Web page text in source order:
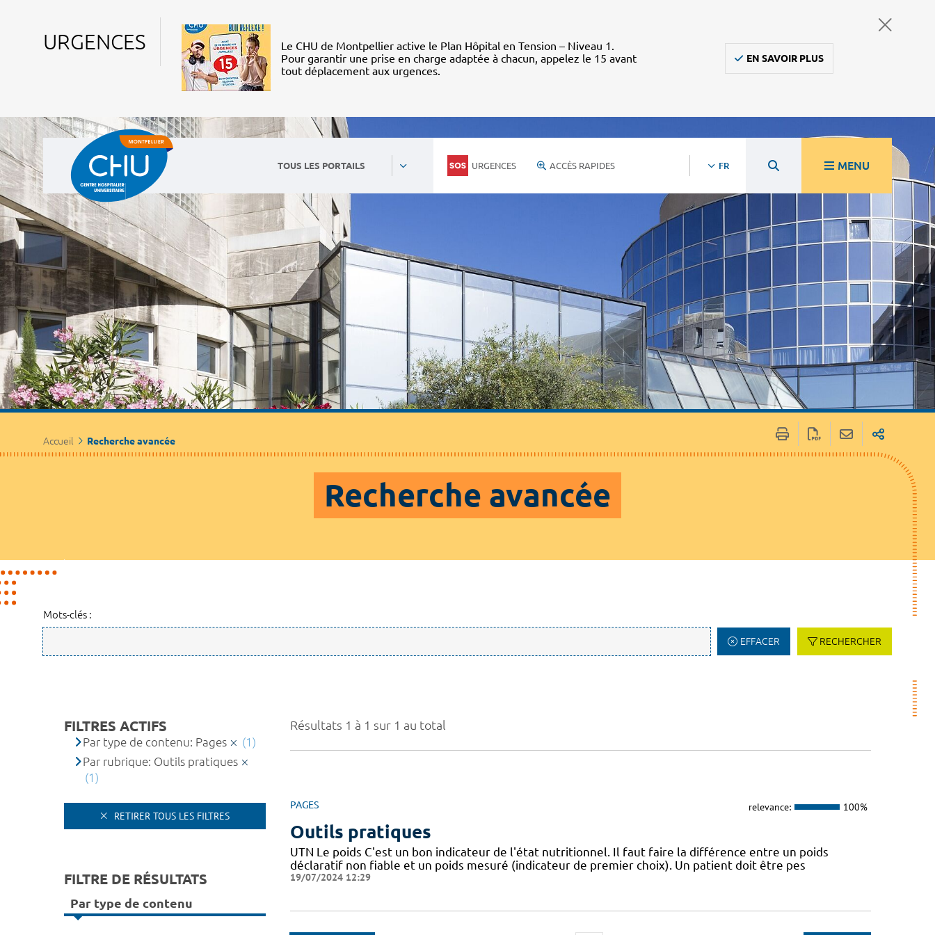
URGENCES
Le CHU de Montpellier active le Plan Hôpital en Tension – Niveau 1.
Pour garantir une prise en charge adaptée à chacun, appelez le 15 avant
tout déplacement aux urgences.
EN SAVOIR PLUS
TOUS LES PORTAILS URGENCES ACCÈS RAPIDES FR MENU
Accueil Recherche avancée
Recherche avancée
Mots-clés :
EFFACER RECHERCHER
Résultats 1 à 1 sur 1 au total
PAGES relevance: 100%
Outils pratiques
UTN Le poids C'est un bon indicateur de l'état nutritionnel. Il faut faire la différence entre un poids
déclaratif non fiable et un poids mesuré (indicateur de premier choix). Un patient doit être pes
19/07/2024 12:29
FILTRES ACTIFS
Par type de contenu: Pages
(1)
Par rubrique: Outils pratiques
(1)
RETIRER TOUS LES FILTRES
FILTRE DE RÉSULTATS
Par type de contenu